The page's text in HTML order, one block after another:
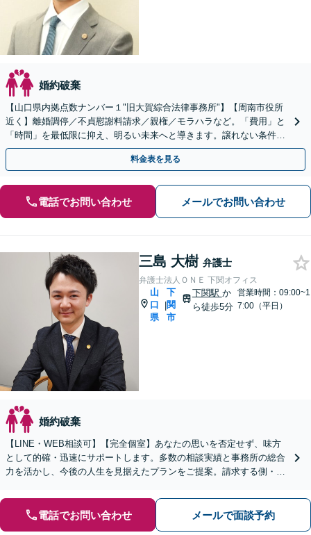
婚約破棄
【山口県内拠点数ナンバー１"旧大賀綜合法律事務所"】【周南市役所
近く】離婚調停／不貞慰謝料請求／親権／モラハラなど。「費用」と
「時間」を最低限に抑え、明るい未来へと導きます。譲れない条件が
あるという方でも、一度ご相談ください。
料金表を見る
電話でお問い合わせ メールでお問い合わせ
三島 大樹 弁護士
弁護士法人ＯＮＥ 下関オフィス
山
口
県
|
下
関
市
下関駅 か
ら徒歩5分
営業時間：09:00~1
7:00（平日）
婚約破棄
【LINE・WEB相談可】【完全個室】あなたの思いを否定せず、味方
として的確・迅速にサポートします。多数の相談実績と事務所の総合
力を活かし、今後の人生を見据えたプランをご提案。請求する側・さ
電話でお問い合わせ メールで面談予約